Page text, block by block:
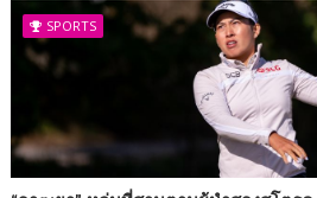
SPORTS